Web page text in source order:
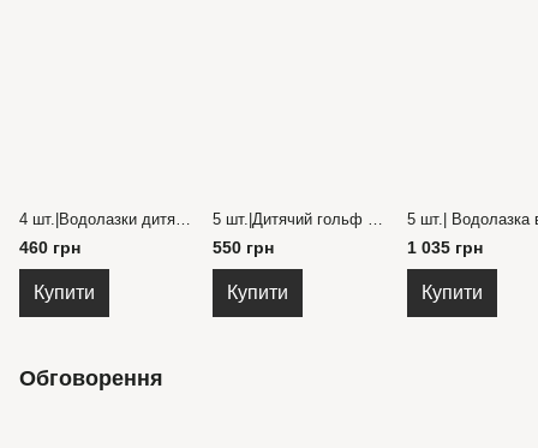
4 шт.|Водолазки дитячі з ангори та високою горловиною з підкатом на 1-4 роки
460 грн
Купити
5 шт.|Дитячий гольф з високою горловиною розмір 26-34
550 грн
Купити
1 035 грн
Купити
Обговорення